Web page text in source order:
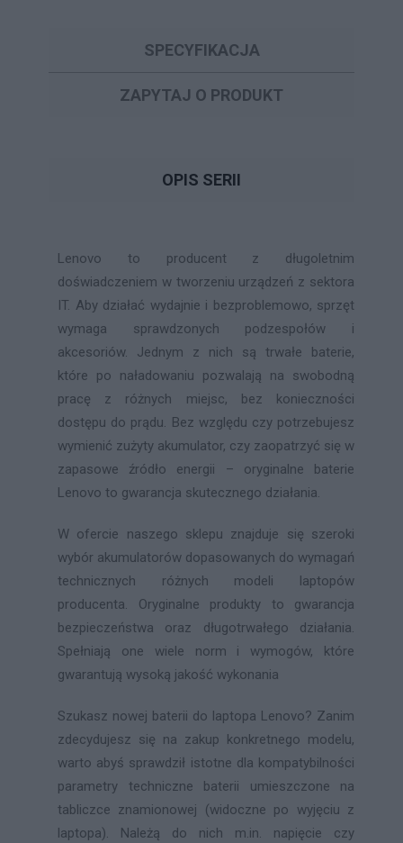
SPECYFIKACJA
ZAPYTAJ O PRODUKT
OPIS SERII
Lenovo to producent z długoletnim
doświadczeniem w tworzeniu urządzeń z sektora
IT. Aby działać wydajnie i bezproblemowo, sprzęt
wymaga sprawdzonych podzespołów i
akcesoriów. Jednym z nich są trwałe baterie,
które po naładowaniu pozwalają na swobodną
pracę z różnych miejsc, bez konieczności
dostępu do prądu. Bez względu czy potrzebujesz
wymienić zużyty akumulator, czy zaopatrzyć się w
zapasowe źródło energii – oryginalne baterie
Lenovo to gwarancja skutecznego działania.
W ofercie naszego sklepu znajduje się szeroki
wybór akumulatorów dopasowanych do wymagań
technicznych różnych modeli laptopów
producenta. Oryginalne produkty to gwarancja
bezpieczeństwa oraz długotrwałego działania.
Spełniają one wiele norm i wymogów, które
gwarantują wysoką jakość wykonania
Szukasz nowej baterii do laptopa Lenovo? Zanim
zdecydujesz się na zakup konkretnego modelu,
warto abyś sprawdził istotne dla kompatybilności
parametry techniczne baterii umieszczone na
tabliczce znamionowej (widoczne po wyjęciu z
laptopa). Należą do nich m.in. napięcie czy